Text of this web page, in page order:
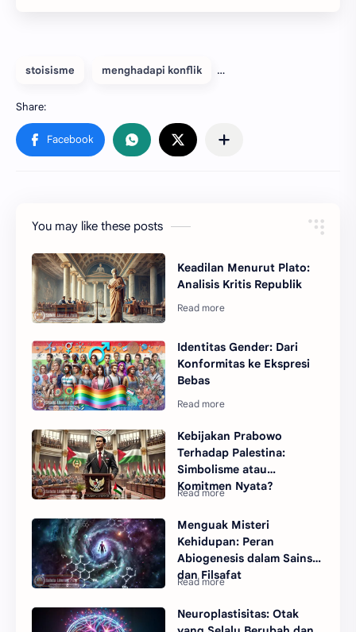
stoisisme menghadapi konflik
You may like these posts
Keadilan Menurut Plato:
Analisis Kritis Republik
Identitas Gender: Dari
Konformitas ke Ekspresi
Bebas
Kebijakan Prabowo
Terhadap Palestina:
Simbolisme atau
Komitmen Nyata?
Menguak Misteri
Kehidupan: Peran
Abiogenesis dalam Sains
dan Filsafat
Neuroplastisitas: Otak